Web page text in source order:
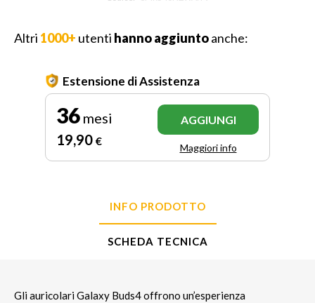
Altri 1000+ utenti hanno aggiuntoanche:
Estensione di Assistenza
36 mesi
19,90 €
AGGIUNGI
Maggiori info
INFO PRODOTTO
SCHEDA TECNICA
Gli auricolari Galaxy Buds4 offrono un’esperienza